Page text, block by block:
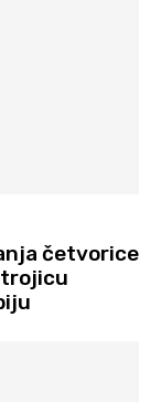
četvorice
trojicu